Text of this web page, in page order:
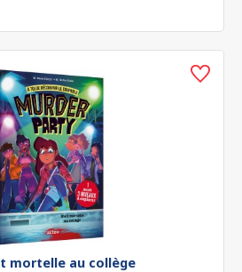
mortelle au collège